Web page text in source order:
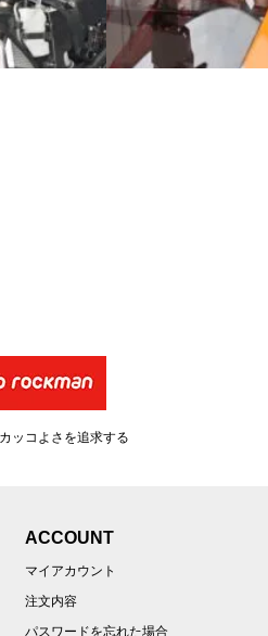
ッコよさを追求する
ACCOUNT
マイアカウント
注文内容
パスワードを忘れた場合